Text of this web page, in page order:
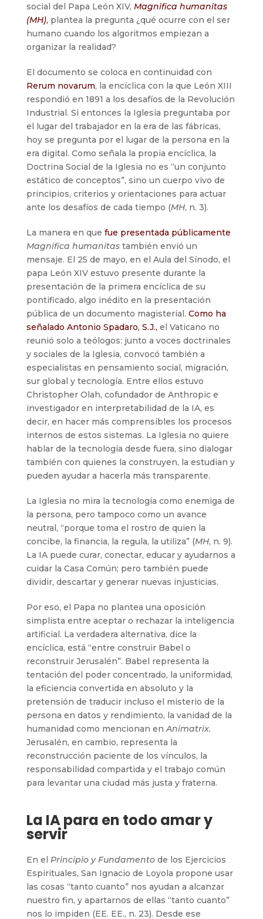
social del Papa León XIV, Magnifica humanitas
(MH), plantea la pregunta ¿qué ocurre con el ser
humano cuando los algoritmos empiezan a
organizar la realidad?
El documento se coloca en continuidad con
Rerum novarum, la encíclica con la que León XIII
respondió en 1891 a los desafíos de la Revolución
Industrial. Si entonces la Iglesia preguntaba por
el lugar del trabajador en la era de las fábricas,
hoy se pregunta por el lugar de la persona en la
era digital. Como señala la propia encíclica, la
Doctrina Social de la Iglesia no es “un conjunto
estático de conceptos”, sino un cuerpo vivo de
principios, criterios y orientaciones para actuar
ante los desafíos de cada tiempo (MH, n. 3).
La manera en que fue presentada públicamente
Magnifica humanitastambién envió un
mensaje. El 25 de mayo, en el Aula del Sínodo, el
papa León XIV estuvo presente durante la
presentación de la primera encíclica de su
pontificado, algo inédito en la presentación
pública de un documento magisterial. Como ha
señalado Antonio Spadaro, S.J., el Vaticano no
reunió solo a teólogos: junto a voces doctrinales
y sociales de la Iglesia, convocó también a
especialistas en pensamiento social, migración,
sur global y tecnología. Entre ellos estuvo
Christopher Olah, cofundador de Anthropic e
investigador en interpretabilidad de la IA, es
decir, en hacer más comprensibles los procesos
internos de estos sistemas. La Iglesia no quiere
hablar de la tecnología desde fuera, sino dialogar
también con quienes la construyen, la estudian y
pueden ayudar a hacerla más transparente.
La Iglesia no mira la tecnología como enemiga de
la persona, pero tampoco como un avance
neutral, “porque toma el rostro de quien la
concibe, la financia, la regula, la utiliza” (MH, n. 9).
La IA puede curar, conectar, educar y ayudarnos a
cuidar la Casa Común; pero también puede
dividir, descartar y generar nuevas injusticias.
Por eso, el Papa no plantea una oposición
simplista entre aceptar o rechazar la inteligencia
artificial. La verdadera alternativa, dice la
encíclica, está “entre construir Babel o
reconstruir Jerusalén”. Babel representa la
tentación del poder concentrado, la uniformidad,
la eficiencia convertida en absoluto y la
pretensión de traducir incluso el misterio de la
persona en datos y rendimiento, la vanidad de la
humanidad como mencionan enAnimatrix.
Jerusalén, en cambio, representa la
reconstrucción paciente de los vínculos, la
responsabilidad compartida y el trabajo común
para levantar una ciudad más justa y fraterna.
La IA para en todo amar y
servir
En el Principio y Fundamentode los Ejercicios
Espirituales, San Ignacio de Loyola propone usar
las cosas “tanto cuanto” nos ayudan a alcanzar
nuestro fin, y apartarnos de ellas “tanto cuanto”
nos lo impiden (EE. EE., n. 23). Desde ese